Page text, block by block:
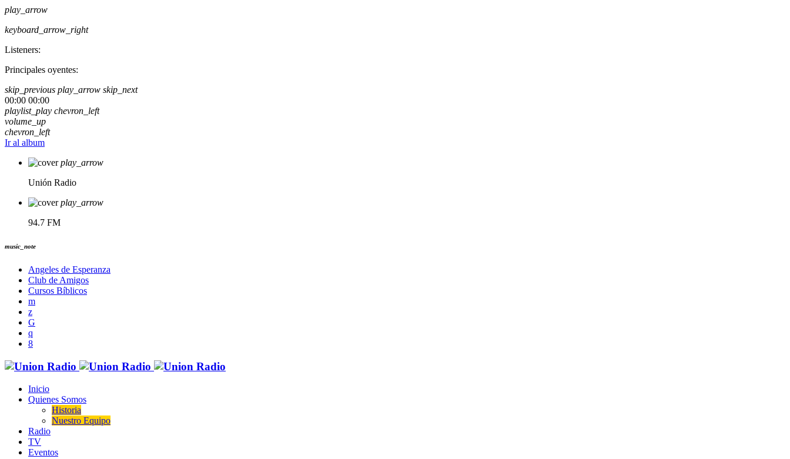
play_arrow
keyboard_arrow_right
Listeners:
Principales oyentes:
skip_previous play_arrow skip_next
00:00 00:00
playlist_play chevron_left
volume_up
chevron_left
Ir al album
play_arrow
Unión Radio
play_arrow
94.7 FM
music_note
Angeles de Esperanza
Club de Amigos
Cursos Bíblicos
Inicio
Quienes Somos
Historia
Nuestro Equipo
Radio
TV
Eventos